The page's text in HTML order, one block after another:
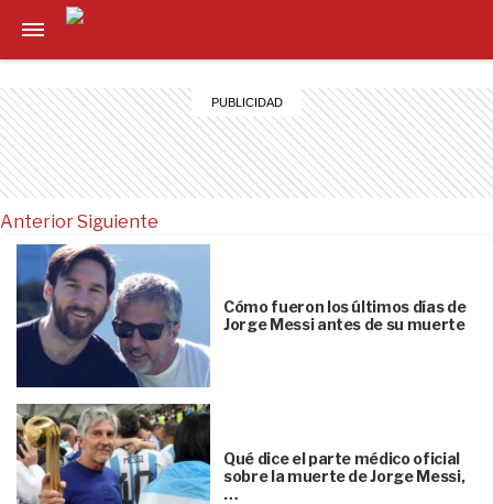
Anterior
Cómo fueron los últimos días de
Jorge Messi antes de su muerte
Qué dice el parte médico oficial
sobre la muerte de Jorge Messi,
…
Siguiente